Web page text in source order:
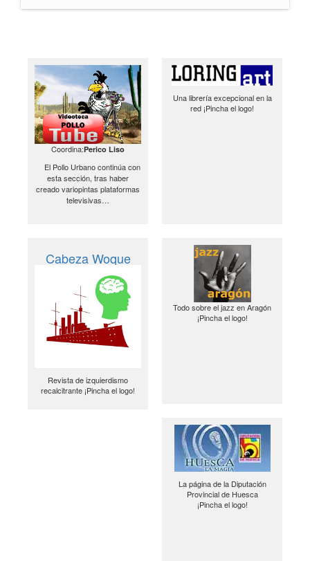
Coordina:Perico Liso
El Pollo Urbano continúa con
esta sección, tras haber
creado variopintas plataformas
televisivas…
Una librería excepcional en la
red ¡Pincha el logo!
Cabeza Woque
Revista de izquierdismo
recalcitrante ¡Pincha el logo!
Todo sobre el jazz en Aragón
¡Pincha el logo!
La página de la Diputación
Provincial de Huesca
¡Pincha el logo!